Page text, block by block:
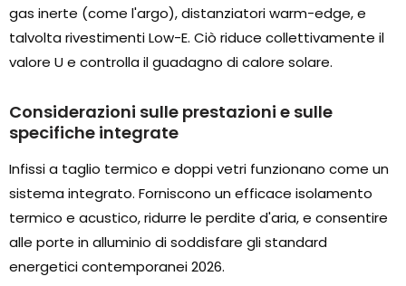
gas inerte (come l'argo), distanziatori warm-edge, e
talvolta rivestimenti Low-E. Ciò riduce collettivamente il
valore U e controlla il guadagno di calore solare.
Considerazioni sulle prestazioni e sulle
specifiche integrate
Infissi a taglio termico e doppi vetri funzionano come un
sistema integrato. Forniscono un efficace isolamento
termico e acustico, ridurre le perdite d'aria, e consentire
alle porte in alluminio di soddisfare gli standard
energetici contemporanei 2026.